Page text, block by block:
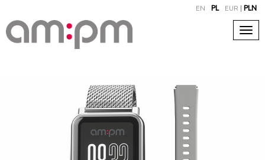
EN PL EUR |PLN